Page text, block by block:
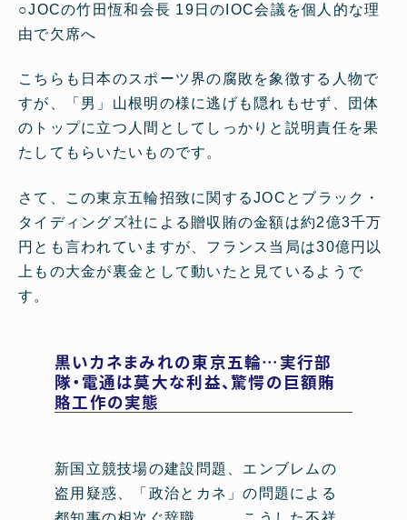
○JOCの竹田恆和会長 19日のIOC会議を個人的な理
由で欠席へ
こちらも日本のスポーツ界の腐敗を象徴する人物で
すが、「男」山根明の様に逃げも隠れもせず、団体
のトップに立つ人間としてしっかりと説明責任を果
たしてもらいたいものです。
さて、この東京五輪招致に関するJOCとブラック・
タイディングズ社による贈収賄の金額は約2億3千万
円とも言われていますが、フランス当局は30億円以
上もの大金が裏金として動いたと見ているようで
す。
黒いカネまみれの東京五輪…実行部
隊・電通は莫大な利益、驚愕の巨額賄
賂工作の実態
新国立競技場の建設問題、エンブレムの
盗用疑惑、「政治とカネ」の問題による